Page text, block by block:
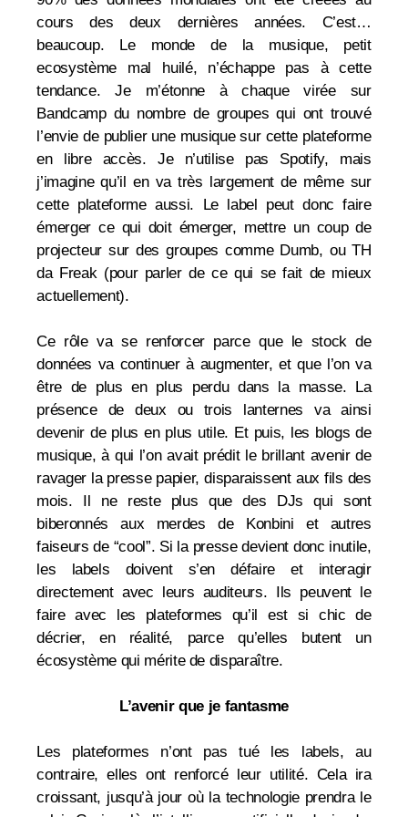
cours des deux dernières années. C’est…
beaucoup. Le monde de la musique, petit
ecosystème mal huilé, n’échappe pas à cette
tendance. Je m’étonne à chaque virée sur
Bandcamp du nombre de groupes qui ont trouvé
l’envie de publier une musique sur cette plateforme
en libre accès. Je n’utilise pas Spotify, mais
j’imagine qu’il en va très largement de même sur
cette plateforme aussi. Le label peut donc faire
émerger ce qui doit émerger, mettre un coup de
projecteur sur des groupes comme Dumb, ou TH
da Freak (pour parler de ce qui se fait de mieux
actuellement).
Ce rôle va se renforcer parce que le stock de
données va continuer à augmenter, et que l’on va
être de plus en plus perdu dans la masse. La
présence de deux ou trois lanternes va ainsi
devenir de plus en plus utile. Et puis, les blogs de
musique, à qui l’on avait prédit le brillant avenir de
ravager la presse papier, disparaissent aux fils des
mois. Il ne reste plus que des DJs qui sont
biberonnés aux merdes de Konbini et autres
faiseurs de “cool”. Si la presse devient donc inutile,
les labels doivent s’en défaire et interagir
directement avec leurs auditeurs. Ils peuvent le
faire avec les plateformes qu’il est si chic de
décrier, en réalité, parce qu’elles butent un
écosystème qui mérite de disparaître.
L’avenir que je fantasme
Les plateformes n’ont pas tué les labels, au
contraire, elles ont renforcé leur utilité. Cela ira
croissant, jusqu’à jour où la technologie prendra le